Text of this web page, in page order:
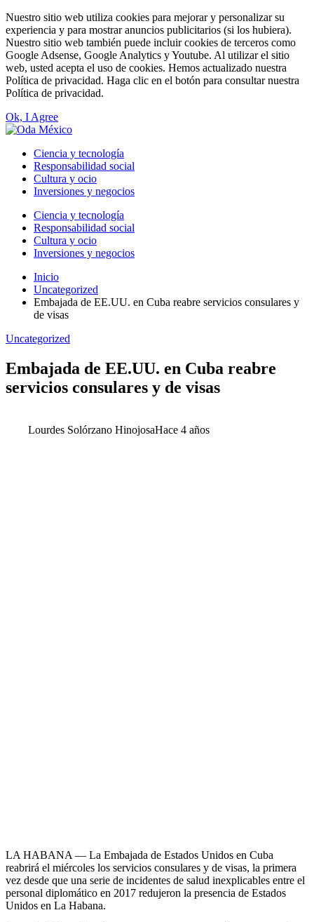
Nuestro sitio web utiliza cookies para mejorar y personalizar su
experiencia y para mostrar anuncios publicitarios (si los hubiera).
Nuestro sitio web también puede incluir cookies de terceros como
Google Adsense, Google Analytics y Youtube. Al utilizar el sitio
web, usted acepta el uso de cookies. Hemos actualizado nuestra
Política de privacidad. Haga clic en el botón para consultar nuestra
Política de privacidad.
Ok, I Agree
Ciencia y tecnología
Responsabilidad social
Cultura y ocio
Inversiones y negocios
Ciencia y tecnología
Responsabilidad social
Cultura y ocio
Inversiones y negocios
Inicio
Uncategorized
Embajada de EE.UU. en Cuba reabre servicios consulares y
de visas
Uncategorized
Embajada de EE.UU. en Cuba reabre
servicios consulares y de visas
Lourdes Solórzano HinojosaHace 4 años
LA HABANA — La Embajada de Estados Unidos en Cuba
reabrirá el miércoles los servicios consulares y de visas, la primera
vez desde que una serie de incidentes de salud inexplicables entre el
personal diplomático en 2017 redujeron la presencia de Estados
Unidos en La Habana.